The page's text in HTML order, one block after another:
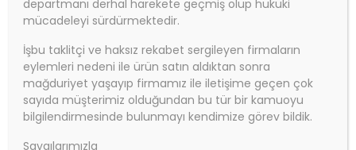
departmanı derhal harekete geçmiş olup hukuki
mücadeleyi sürdürmektedir.
İşbu taklitçi ve haksız rekabet sergileyen firmaların
eylemleri nedeni ile ürün satın aldıktan sonra
mağduriyet yaşayıp firmamız ile iletişime geçen çok
sayıda müşterimiz olduğundan bu tür bir kamuoyu
bilgilendirmesinde bulunmayı kendimize görev bildik.
Saygılarımızla